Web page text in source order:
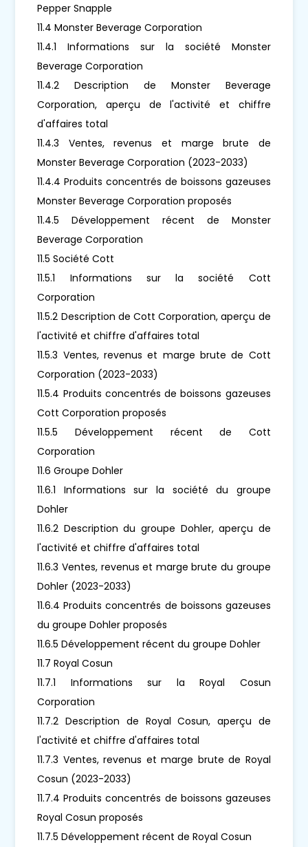
Pepper Snapple
11.4 Monster Beverage Corporation
11.4.1 Informations sur la société Monster
Beverage Corporation
11.4.2 Description de Monster Beverage
Corporation, aperçu de l'activité et chiffre
d'affaires total
11.4.3 Ventes, revenus et marge brute de
Monster Beverage Corporation (2023-2033)
11.4.4 Produits concentrés de boissons gazeuses
Monster Beverage Corporation proposés
11.4.5 Développement récent de Monster
Beverage Corporation
11.5 Société Cott
11.5.1 Informations sur la société Cott
Corporation
11.5.2 Description de Cott Corporation, aperçu de
l'activité et chiffre d'affaires total
11.5.3 Ventes, revenus et marge brute de Cott
Corporation (2023-2033)
11.5.4 Produits concentrés de boissons gazeuses
Cott Corporation proposés
11.5.5 Développement récent de Cott
Corporation
11.6 Groupe Dohler
11.6.1 Informations sur la société du groupe
Dohler
11.6.2 Description du groupe Dohler, aperçu de
l'activité et chiffre d'affaires total
11.6.3 Ventes, revenus et marge brute du groupe
Dohler (2023-2033)
11.6.4 Produits concentrés de boissons gazeuses
du groupe Dohler proposés
11.6.5 Développement récent du groupe Dohler
11.7 Royal Cosun
11.7.1 Informations sur la Royal Cosun
Corporation
11.7.2 Description de Royal Cosun, aperçu de
l'activité et chiffre d'affaires total
11.7.3 Ventes, revenus et marge brute de Royal
Cosun (2023-2033)
11.7.4 Produits concentrés de boissons gazeuses
Royal Cosun proposés
11.7.5 Développement récent de Royal Cosun